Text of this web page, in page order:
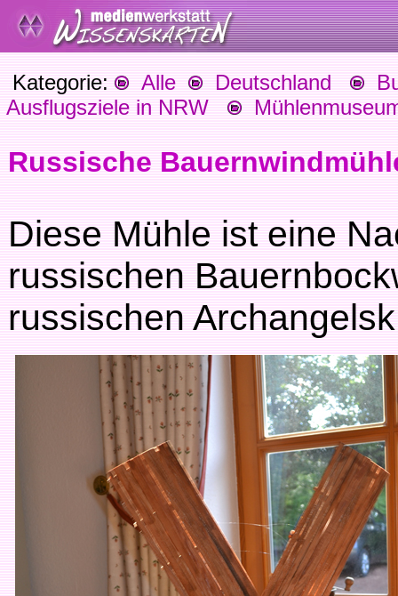
Kategorie: Alle Deutschland
Ausflugsziele in NRW
Russische
Diese Mühle ist eine
russischen
russischen